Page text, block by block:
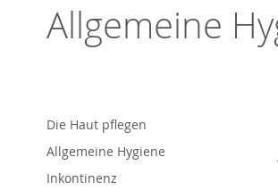
Allgemeine
Die Haut pflegen
Allgemeine Hygiene
Inkontinenz